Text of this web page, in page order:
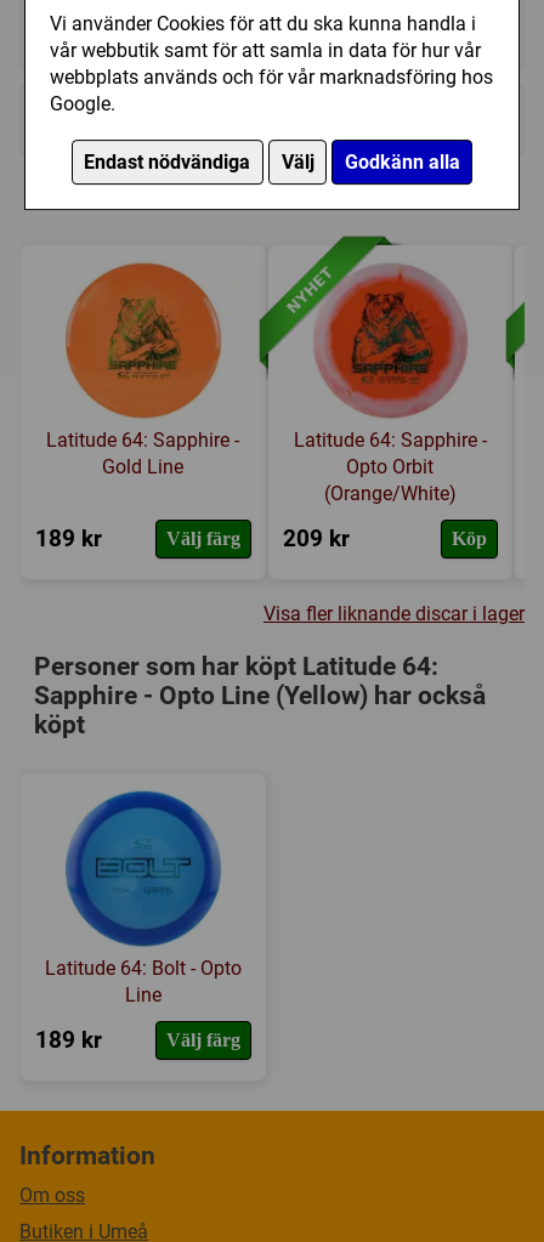
Vi använder Cookies för att du ska kunna handla i
vår webbutik samt för att samla in data för hur vår
webbplats används och för vår marknadsföring hos
Google.
Endast nödvändiga Välj Godkänn alla
I lager, leveranstid 1-3 vardagar
Kategori(er):
Latitude 64: Sapphire -
Gold Line
189 kr Välj färg
Latitude 64: Sapphire -
Opto Orbit
(Orange/White)
209 kr Köp
Visa fler liknande discar i lager
Personer som har köpt Latitude 64:
Sapphire - Opto Line (Yellow) har också
köpt
Latitude 64: Bolt - Opto
Line
189 kr Välj färg
Information
Om oss
Butiken i Umeå